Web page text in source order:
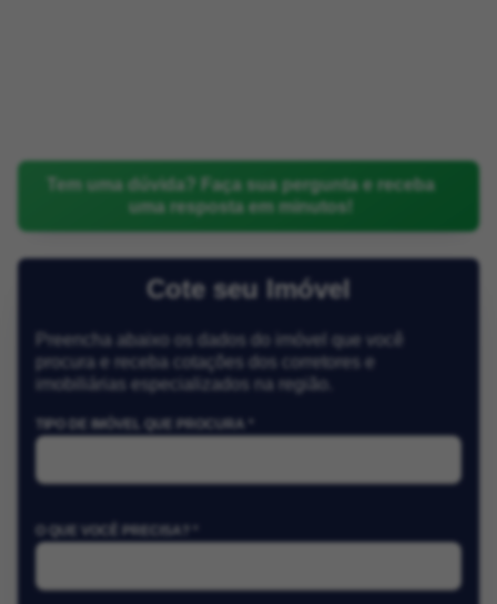
Tem uma dúvida? Faça sua pergunta e receba
uma resposta em minutos!
Cote seu Imóvel
Preencha abaixo os dados do imóvel que você
procura e receba cotações dos corretores e
imobiliárias especializados na região.
TIPO DE IMÓVEL QUE PROCURA *
O QUE VOCÊ PRECISA? *